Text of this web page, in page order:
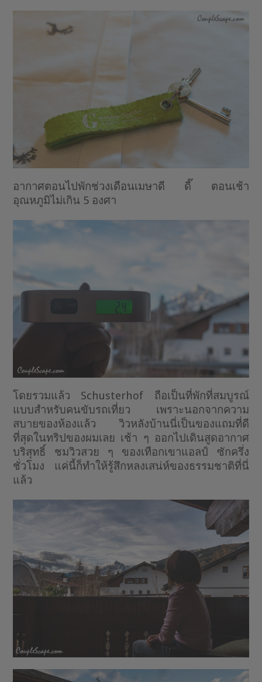
อากาศตอนไปพักช่วงเดือนเมษาดี ดี๊ ตอนเช้า
อุณหภูมิไม่เกิน 5 องศา
โดยรวมแล้ว Schusterhof ถือเป็นที่พักที่สมบูรณ์
แบบสำหรับคนขับรถเที่ยว เพราะนอกจากความ
สบายของห้องแล้ว วิวหลังบ้านนี่เป็นของแถมที่ดี
ที่สุดในทริปของผมเลย เช้า ๆ ออกไปเดินสูดอากาศ
บริสุทธิ์ ชมวิวสวย ๆ ของเทือกเขาแอลป์ ซักครึ่ง
ชั่วโมง แค่นี้ก็ทำให้รู้สึกหลงเสน่ห์ของธรรมชาติที่นี่
แล้ว